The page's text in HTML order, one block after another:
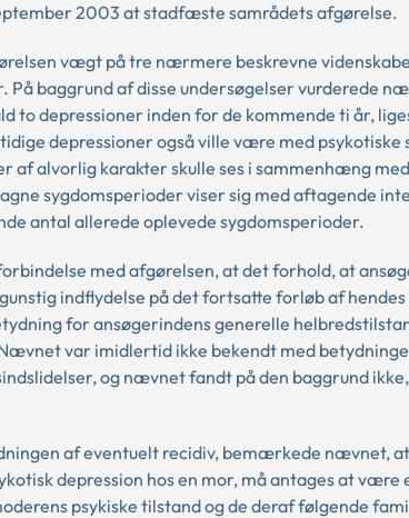
2003 at stadfæste samrådets afgørelse.
vægt på tre nærmere beskrevne
På baggrund af disse undersøgelser vurderede
to depressioner inden for de kommende ti år,
depressioner også ville være med
af alvorlig karakter skulle ses i sammenhæng
sygdomsperioder viser sig med aftagende
antal allerede oplevede sygdomsperioder.
med afgørelsen, at det forhold, at
indflydelse på det fortsatte forløb af
for ansøgerindens generelle
var imidlertid ikke bekendt med
og nævnet fandt på den baggrund
af eventuelt recidiv, bemærkede
depression hos en mor, må antages at
psykiske tilstand og de deraf følgende